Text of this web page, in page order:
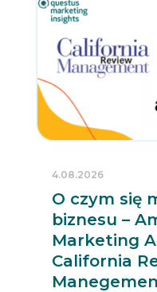
O czym się
biznesu –
Marketing
California
4.08.2026